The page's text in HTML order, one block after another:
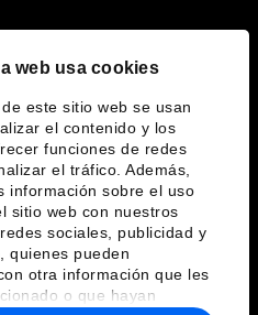
web usa cookies
este sitio web se usan
el contenido y los
funciones de redes
el tráfico. Además,
información sobre el uso
sitio web con nuestros
sociales, publicidad y
quienes pueden
otra información que les
o que hayan